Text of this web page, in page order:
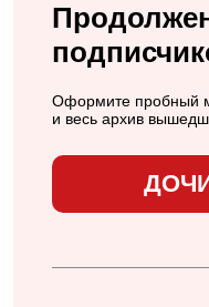
Оформите пробный
и весь архив